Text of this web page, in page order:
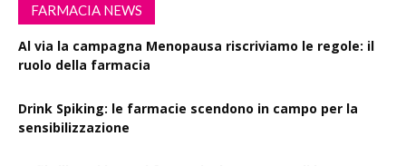
FARMACIA NEWS
Al via la campagna Menopausa riscriviamo le regole: il
ruolo della farmacia
Drink Spiking: le farmacie scendono in campo per la
sensibilizzazione